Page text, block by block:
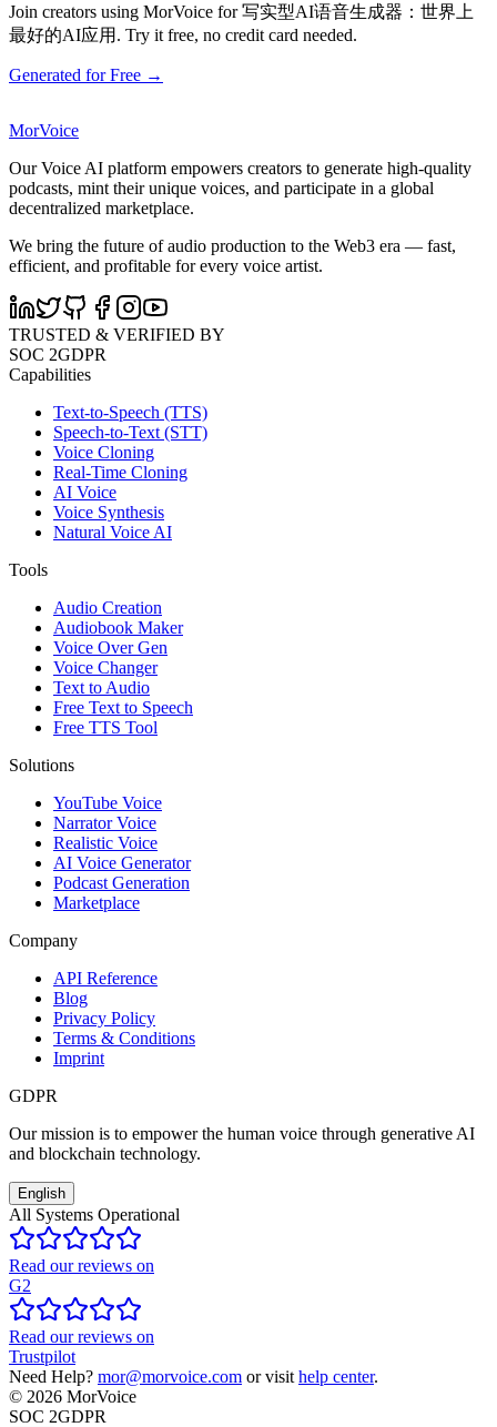
Join creators using MorVoice for 写实型AI语音生成器：世界上
最好的AI应用. Try it free, no credit card needed.
Generated for Free →
MorVoice
Our Voice AI platform empowers creators to generate high-quality
podcasts, mint their unique voices, and participate in a global
decentralized marketplace.
We bring the future of audio production to the Web3 era — fast,
efficient, and profitable for every voice artist.
TRUSTED & VERIFIED BY
SOC 2GDPR
Capabilities
Text-to-Speech (TTS)
Speech-to-Text (STT)
Voice Cloning
Real-Time Cloning
AI Voice
Voice Synthesis
Natural Voice AI
Tools
Audio Creation
Audiobook Maker
Voice Over Gen
Voice Changer
Text to Audio
Free Text to Speech
Free TTS Tool
Solutions
YouTube Voice
Narrator Voice
Realistic Voice
AI Voice Generator
Podcast Generation
Marketplace
Company
API Reference
Blog
Privacy Policy
Terms & Conditions
Imprint
GDPR
Our mission is to empower the human voice through generative AI
and blockchain technology.
English
All Systems Operational
Read our reviews on
G2
Read our reviews on
Trustpilot
Need Help? mor@morvoice.com or visit help center.
© 2026 MorVoice
SOC 2GDPR